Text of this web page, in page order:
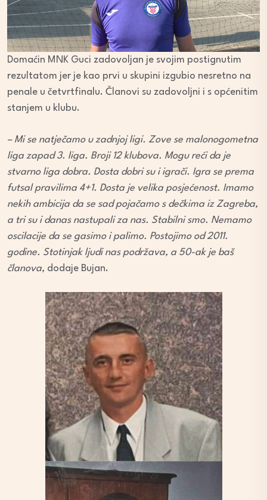
Domaćin MNK Guci zadovoljan je svojim postignutim
rezultatom jer je kao prvi u skupini izgubio nesretno na
penale u četvrtfinalu. Članovi su zadovoljni i s općenitim
stanjem u klubu.
– Mi se natječamo u zadnjoj ligi. Zove se malonogometna
liga zapad 3. liga. Broji 12 klubova. Mogu reći da je
stvarno liga dobra. Dosta dobri su i igrači. Igra se prema
futsal pravilima 4+1. Dosta je velika posjećenost. Imamo
nekih ambicija da se sad pojačamo s dečkima iz Zagreba,
a tri su i danas nastupali za nas. Stabilni smo. Nemamo
oscilacije da se gasimo i palimo. Postojimo od 2011.
godine. Stotinjak ljudi nas podržava, a 50-ak je baš
članova, dodaje Bujan.